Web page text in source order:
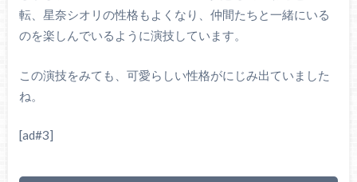
転、星奈シオリの性格もよくなり、仲間たちと一緒にいる
のを楽しんでいるように演技しています。
この演技をみても、可愛らしい性格がにじみ出ていました
ね。
[ad#3]